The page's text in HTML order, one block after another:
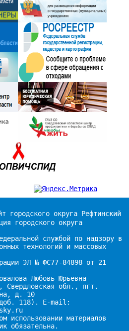
городского округа Рефтинский
городского округа
службой по надзору в
технологий и массовых
ЭЛ № ФС77-84898 от 21
Любовь Юрьевна
Свердловская обл., пгт.
д. 10
118). E-mail:
использовании материалов
обязательна.